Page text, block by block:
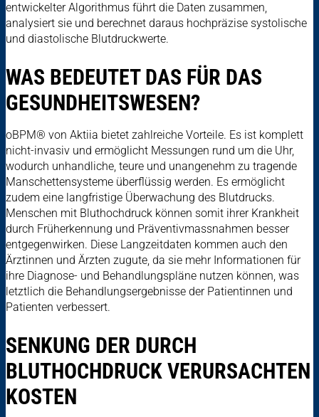
entwickelter Algorithmus führt die Daten zusammen,
analysiert sie und berechnet daraus hochpräzise systolische
und diastolische Blutdruckwerte.
WAS BEDEUTET DAS FÜR DAS
GESUNDHEITSWESEN?
oBPM® von Aktiia bietet zahlreiche Vorteile. Es ist komplett
nicht-invasiv und ermöglicht Messungen rund um die Uhr,
wodurch unhandliche, teure und unangenehm zu tragende
Manschettensysteme überflüssig werden. Es ermöglicht
zudem eine langfristige Überwachung des Blutdrucks.
Menschen mit Bluthochdruck können somit ihrer Krankheit
durch Früherkennung und Präventivmassnahmen besser
entgegenwirken. Diese Langzeitdaten kommen auch den
Ärztinnen und Ärzten zugute, da sie mehr Informationen für
ihre Diagnose- und Behandlungspläne nutzen können, was
letztlich die Behandlungsergebnisse der Patientinnen und
Patienten verbessert.
SENKUNG DER DURCH
BLUTHOCHDRUCK VERURSACHTEN
KOSTEN